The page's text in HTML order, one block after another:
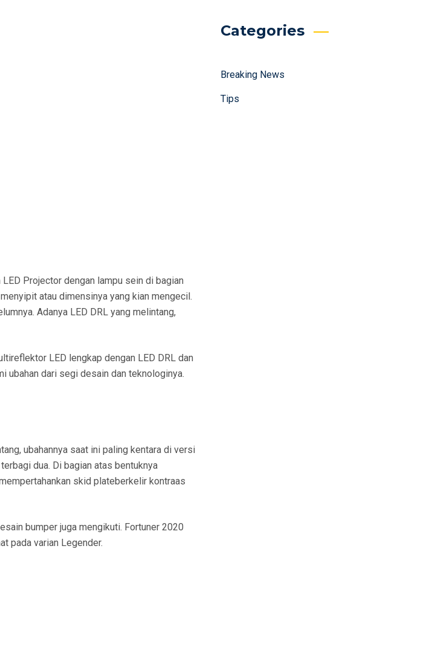
Projector dengan lampu sein di bagian
atau dimensinya yang kian mengecil.
Adanya LED DRL yang melintang,
LED lengkap dengan LED DRL dan
ubahan dari segi desain dan teknologinya.
ubahannya saat ini paling kentara di versi
dua. Di bagian atas bentuknya
skid plateberkelir kontraas
bumper juga mengikuti. Fortuner 2020
pada varian Legender.
Categories
Breaking News
Tips